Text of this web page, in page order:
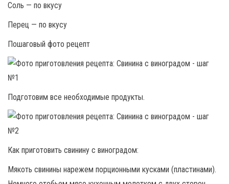
Соль — по вкусу
Перец — по вкусу
Пошаговый фото рецепт
Подготовим все необходимые продукты.
Как приготовить свинину с виноградом:
Мякоть свинины нарежем порционными кусками (пластинами).